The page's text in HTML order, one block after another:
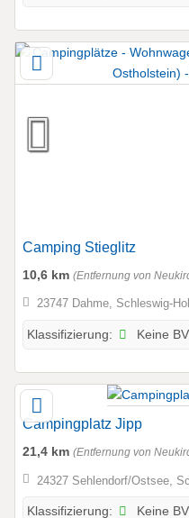
Camping Stieglitz
10,6 km (Entfernung von
23747 Dahme, Schleswig-
Klassifizierung: Keine
Campingplatz Jipp
21,4 km (Entfernung von
24327 Sehlendorf/Ostsee,
Klassifizierung: Keine